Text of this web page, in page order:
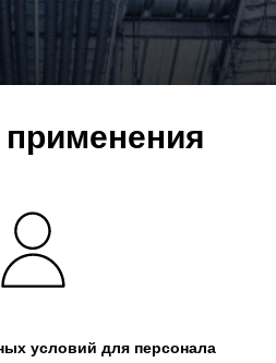
условий для персонала